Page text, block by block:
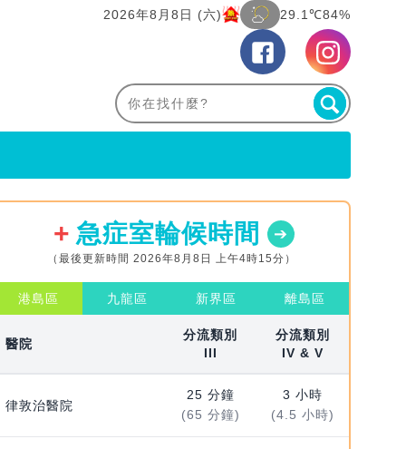
2026年8月8日 (六) 29.1℃84%
急症室輪候時間
（最後更新時間 2026年8月8日 上午4時15分）
港島區 九龍區 新界區 離島區
醫院
分流類別
III
分流類別
IV & V
律敦治醫院
25 分鐘
(65 分鐘)
3 小時
(4.5 小時)